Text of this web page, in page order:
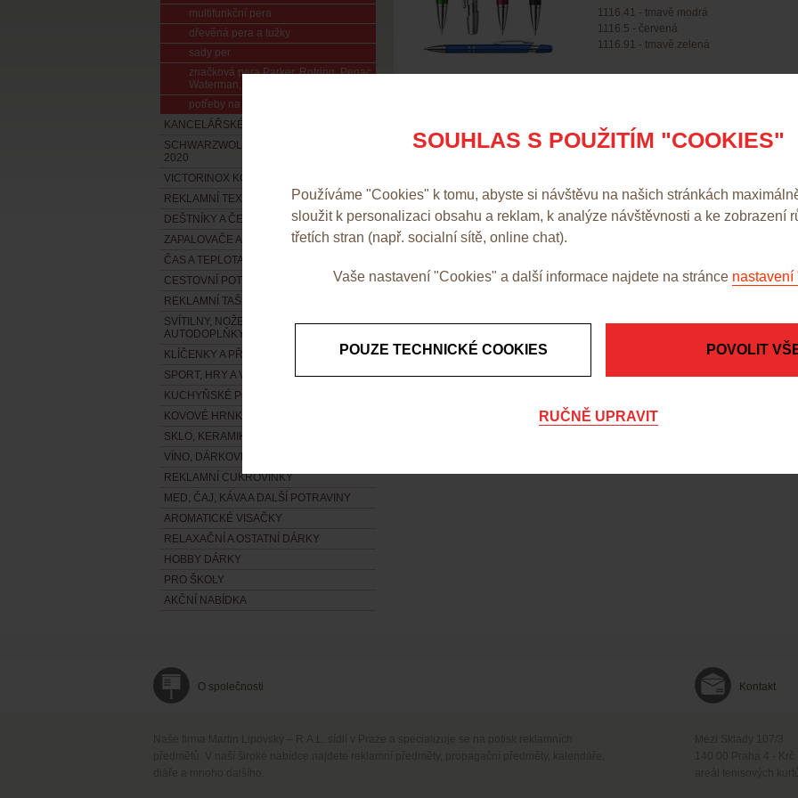
SOUHLAS S POUŽITÍM "COOKIES"
Používáme "Cookies" k tomu, abyste si návštěvu na našich stránkách
sloužit k personalizaci obsahu a reklam, k analýze návštěvnosti a ke zobrazení
třetích stran (např. socialní sítě, online chat).
Vaše nastavení "Cookies" a další informace najdete na stránce nastavení
POUZE TECHNICKÉ COOKIES POVOLIT
RUČNĚ UPRAVIT
multifunkční pera
dřevěná pera a tužky
sady per
značková pera Parker, Rotring, Penac,
Waterman, Balmain a další
potřeby na kreslení a zvýrazňovače
KANCELÁŘSKÉ POTŘEBY
SCHWARZWOLF OUTDOOR-KOLEKCE
2020
VICTORINOX KOLEKCE 2020
REKLAMNÍ TEXTIL - NOVÁ KOLEKCE !!!
DEŠTNÍKY A ČEPICE
ZAPALOVAČE A POPELNÍKY
ČAS A TEPLOTA
CESTOVNÍ POTŘEBY A ZAVAZADLA
REKLAMNÍ TAŠKY
SVÍTILNY, NOŽE, NÁŘADÍ A
AUTODOPLŇKY
KLÍČENKY A PŘÍVĚSKY
SPORT, HRY A VOLNÝ ČAS
KUCHYŇSKÉ POTŘEBY
KOVOVÉ HRNKY, TERMOSKY A LIKÉRKY
SKLO, KERAMIKA A PORCELÁN
VÍNO, DÁRKOVÉ VINNÉ SADY
REKLAMNÍ CUKROVINKY
MED, ČAJ, KÁVA A DALŠÍ POTRAVINY
AROMATICKÉ VISAČKY
RELAXAČNÍ A OSTATNÍ DÁRKY
HOBBY DÁRKY
PRO ŠKOLY
AKČNÍ NABÍDKA
1116.41 - tmavě modrá
1116.5 - červená
1116.91 - tmavě zelená
O společnosti Kontakt